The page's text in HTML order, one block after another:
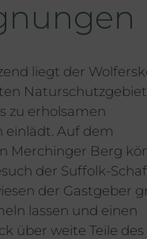
liegt der
zu erholsamen
einlädt. Auf dem
Merchinger Berg
der Suffolk-
der Gastgeber
lassen und einen
über weite Teile des